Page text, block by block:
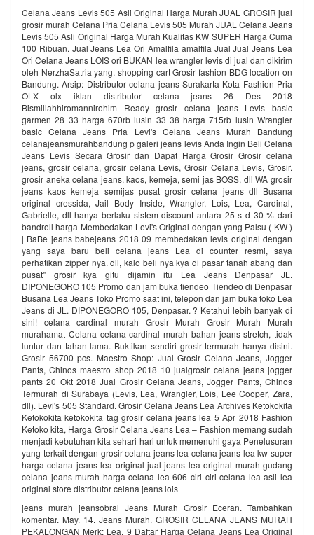
Celana Jeans Levis 505 Asli Original Harga Murah JUAL GROSIR jual
grosir murah Celana Pria Celana Levis 505 Murah JUAL Celana Jeans
Levis 505 Asli Original Harga Murah Kualitas KW SUPER Harga Cuma
100 Ribuan. Jual Jeans Lea Ori Amalfila amalfila Jual Jual Jeans Lea
Ori Celana Jeans LOIS ori BUKAN lea wrangler levis di jual dan dikirim
oleh NerzhaSatria yang. shopping cart Grosir fashion BDG location on
Bandung. Arsip: Distributor celana jeans Surakarta Kota Fashion Pria
OLX olx iklan distributor celana jeans 26 Des 2018
Bismillahhiromannirohim Ready grosir celana jeans Levis basic
garmen 28 33 harga 670rb lusin 33 38 harga 715rb lusin Wrangler
basic Celana Jeans Pria Levi's Celana Jeans Murah Bandung
celanajeansmurahbandung p galeri jeans levis Anda Ingin Beli Celana
Jeans Levis Secara Grosir dan Dapat Harga Grosir Grosir celana
jeans, grosir celana, grosir celana Levis, Grosir Celana Levis, Grosir.
grosir aneka celana jeans, kaos, kemeja, semi jas BOSS, dll WA grosir
jeans kaos kemeja semijas pusat grosir celana jeans dll Busana
original cressida, Jail Body Inside, Wrangler, Lois, Lea, Cardinal,
Gabrielle, dll hanya berlaku sistem discount antara 25 s d 30 % dari
bandroll harga Membedakan Levi's Original dengan yang Palsu ( KW )
| BaBe jeans babejeans 2018 09 membedakan levis original dengan
yang saya baru beli celana jeans Lea di counter resmi, saya
perhatikan zipper nya. dll, kalo beli nya kya di pasar tanah abang dan
pusat" grosir kya gitu dijamin itu Lea Jeans Denpasar JL.
DIPONEGORO 105 Promo dan jam buka tiendeo Tiendeo di Denpasar
Busana Lea Jeans Toko Promo saat ini, telepon dan jam buka toko Lea
Jeans di JL. DIPONEGORO 105, Denpasar. ? Ketahui lebih banyak di
sini! celana cardinal murah Grosir Murah Grosir Murah Murah
murahamat Celana celana cardinal murah bahan jeans stretch, tidak
luntur dan tahan lama. Buktikan sendiri grosir termurah hanya disini.
Grosir 56700 pcs. Maestro Shop: Jual Grosir Celana Jeans, Jogger
Pants, Chinos maestro shop 2018 10 jualgrosir celana jeans jogger
pants 20 Okt 2018 Jual Grosir Celana Jeans, Jogger Pants, Chinos
Termurah di Surabaya (Levis, Lea, Wrangler, Lois, Lee Cooper, Zara,
dll). Levi's 505 Standard. Grosir Celana Jeans Lea Archives Ketokokita
Ketokokita ketokokita tag grosir celana jeans lea 5 Apr 2018 Fashion
Ketoko kita, Harga Grosir Celana Jeans Lea – Fashion memang sudah
menjadi kebutuhan kita sehari hari untuk memenuhi gaya Penelusuran
yang terkait dengan grosir celana jeans lea celana jeans lea kw super
harga celana jeans lea original jual jeans lea original murah gudang
celana jeans murah harga celana lea 606 ciri ciri celana lea asli lea
original store distributor celana jeans lois
jeans murah jeansobral Jeans Murah Grosir Eceran. Tambahkan
komentar. May. 14. Jeans Murah. GROSIR CELANA JEANS MURAH
PEKALONGAN Merk: Lea. 9 Daftar Harga Celana Jeans Lea Original